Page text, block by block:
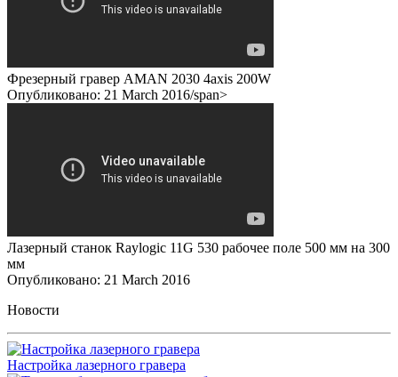
Фрезерный гравер AMAN 2030 4axis 200W
Опубликовано: 21 March 2016/span>
Лазерный станок Raylogic 11G 530 рабочее поле 500 мм на 300
мм
Опубликовано: 21 March 2016
Новости
Настройка лазерного гравера